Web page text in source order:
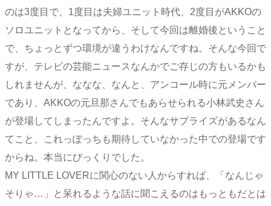
のは3度目で、1度目は夫婦ユニット時代、2度目がAKKOの
ソロユニットとなってから、そして今回は離婚後ということ
で、ちょっとずつ環境が違うわけなんですね。そんな今回で
すが、テレビの芸能ニュースなんかでご存じの方もいるかも
しれませんが、ななな、なんと、アンコール時に元メンバー
であり、AKKOの元旦那さんでもあらせられる小林武史さん
が登場してしまったんですよ。そんなサプライズがあるなん
てこと、これっぽっちも期待していなかった中での登場です
からね。本当にびっくりでした。
MY LITTLE LOVERに関心のない人からすれば、「なんじゃ
そりゃ…」と呆れるような話に聞こえるのはもっともだとは